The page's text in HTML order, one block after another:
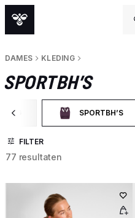
DAMES KLEDING
SPORTBH’S
OP CATEGORY: KLEDINGSPORTBH’S
FILTER
77 resultaten